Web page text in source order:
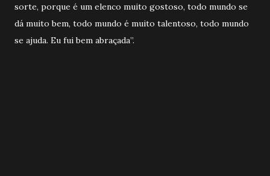
sorte, porque é um elenco muito gostoso, todo mundo se
dá muito bem, todo mundo é muito talentoso, todo mundo
se ajuda. Eu fui bem abraçada”.